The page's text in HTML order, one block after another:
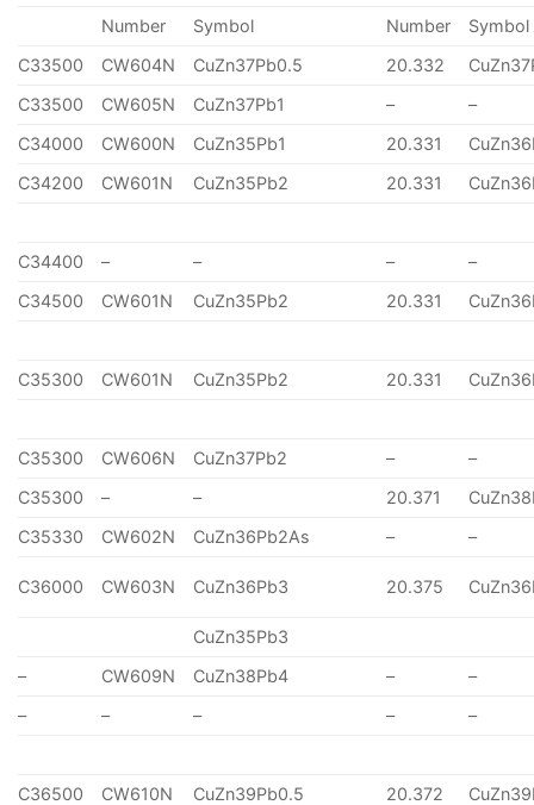
Number Symbol Number
Symbol
C33500
CW604N CuZn37Pb0.5 20.332
C33500
CW605N CuZn37Pb1 –
–
C34000
CW600N CuZn35Pb1 20.331
C34200
CW601N CuZn35Pb2 20.331
C34400 – – –
–
C34500
CW601N CuZn35Pb2 20.331
C35300 CW601N CuZn35Pb2 20.331
C35300 CW606N CuZn37Pb2 –
–
C35300
– – 20.371
C35330
CW602N CuZn36Pb2As – –
C36000 CW603N CuZn36Pb3 20.375
CuZn35Pb3
–
CW609N CuZn38Pb4 –
–
–
– – – –
C36500 CW610N CuZn39Pb0.5 20.372